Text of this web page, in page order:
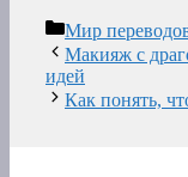
Рубрики
Мир
Макияж с
идей
Как понять,